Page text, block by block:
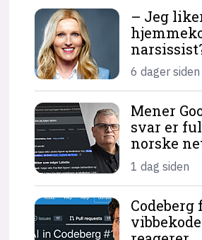
– Jeg
6 dager siden
Mener
svar er
norske
1 dag siden
Codeberg